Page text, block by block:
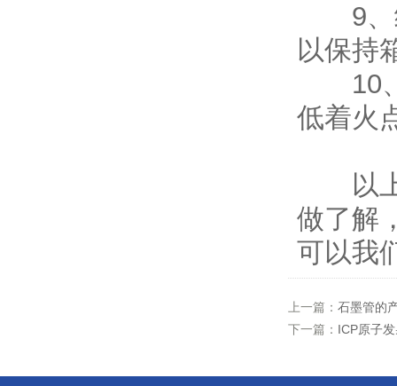
9、经
以保持
10、
低着火
以上
做了解
可以我
上一篇： 石墨管的
下一篇： ICP原子